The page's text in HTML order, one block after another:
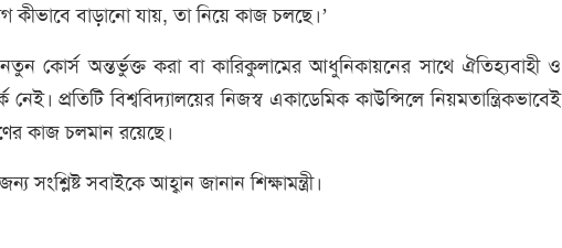
কীভাবে বাড়ানো যায়, তা নিয়ে কাজ চলছে।’
কোর্স অন্তর্ভুক্ত করা বা কারিকুলামের আধুনিকায়নের সাথে ঐতিহ্যবাহী ও
প্রতিটি বিশ্ববিদ্যালয়ের নিজস্ব একাডেমিক কাউন্সিলে নিয়মতান্ত্রিকভাবেই
কাজ চলমান রয়েছে।
সংশ্লিষ্ট সবাইকে আহ্বান জানান শিক্ষামন্ত্রী।